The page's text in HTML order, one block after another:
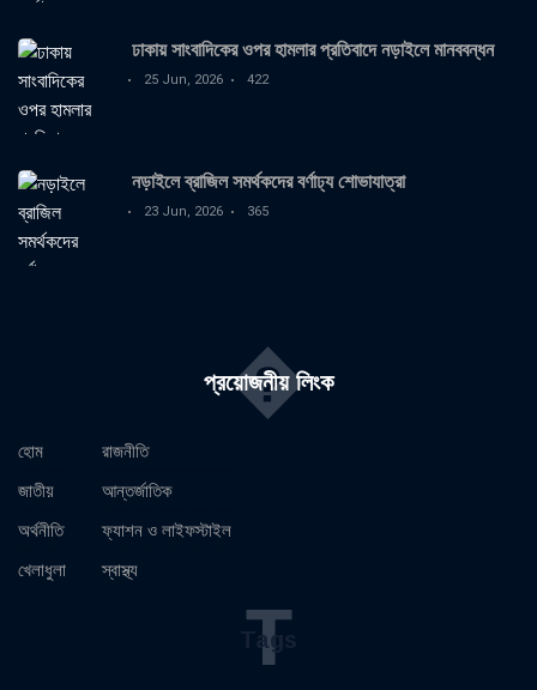
ঢাকায় সাংবাদিকের ওপর হামলার প্রতিবাদে নড়াইলে মানববন্ধন
25 Jun, 2026 422
নড়াইলে ব্রাজিল সমর্থকদের বর্ণাঢ্য শোভাযাত্রা
23 Jun, 2026 365
প্রয়োজনীয় লিংক
�
হোম
জাতীয়
অর্থনীতি
খেলাধুলা
রাজনীতি
আন্তর্জাতিক
ফ্যাশন ও লাইফস্টাইল
স্বাস্থ্য
Tags
T